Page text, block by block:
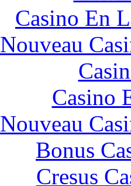
Casino En
Nouveau
Casino
Nouveau
Bonus
Cresus